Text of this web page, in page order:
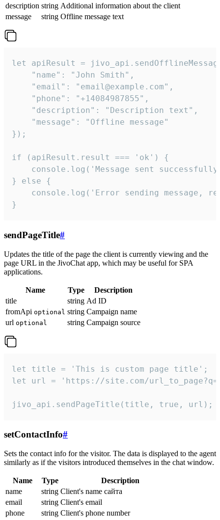
description string Additional information about the client
message
string Offline message text
let apiResult =
    "name": "John Smith",
    "email": "email@example.com",
    "phone": "+14084987855",
    "description": "Description text",
    "message": "Offline message"
});
if (apiResult.result === 'ok') {
console.log('Message sent
} else {
console.log('Error sending message,
}
sendPageTitle#
Updates the title of the page the client is currently viewing and the
page URL in the JivoChat app, which may be useful for SPA
applications.
Name Type
Description
title
string Ad ID
fromApi optional string Campaign name
url optional string Campaign source
let title = 'This is custom page title';
let url = 'https://site.com/
jivo_api.sendPageTitle(title, true, url);
setContactInfo#
Sets the contact info for the visitor. The data is displayed to the agent
similarly as if the visitors introduced themselves in the chat window.
Name Type
Description
name
string Client's name сайта
email
string Client's email
phone
string Client's phone number